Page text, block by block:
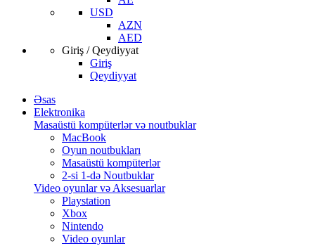
USD
AZN
AED
Giriş / Qeydiyyat
Giriş
Qeydiyyat
Əsas
Elektronika
Masaüstü kompüterlər və noutbuklar
MacBook
Oyun noutbukları
Masaüstü kompüterlər
2-si 1-də Noutbuklar
Video oyunlar və Aksesuarlar
Playstation
Xbox
Nintendo
Video oyunlar